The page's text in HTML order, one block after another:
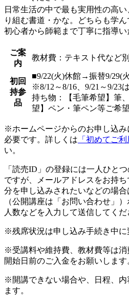
日常生活の中で最も実用性の高
り組む書道・かな。どちらも学ん
初心者から師範まで丁寧に指導い
ご案
内
教材費：テキスト代など
初回
持参
品
■9/22(火)休館→振替9/29(
※8/12～8/16、9/21～9/23
持ち物：【毛筆希望】筆
望】ペン・筆ペン等ご希
※ホームページからのお申し込
必要です。詳しくは 「初めてご利
い。
「読売ID」の登録には一人ひと
ですが、メールアドレスをお持
分を申し込みされたいなどの場合
（公開講座は「お問い合わせ」
人数などを入力して送信してくだ
※残席状況は申し込み手続き中に
※受講料や維持費、教材費等は
開始日前のご入金をお願いします
※開講できない場合や、日程、内
ます。